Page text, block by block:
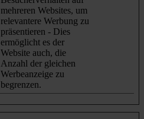
mehreren Websites, um
relevantere Werbung zu
präsentieren - Dies
ermöglicht es der
Website auch, die
Anzahl der gleichen
Werbeanzeige zu
begrenzen.